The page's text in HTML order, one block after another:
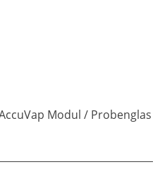
Modul / Probenglas